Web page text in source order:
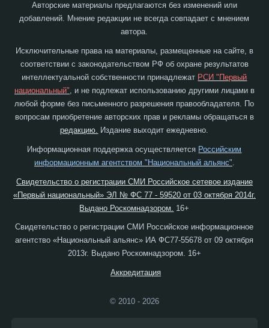
Авторские материалы предлагаются без изменений или
добавлений. Мнение редакции не всегда совпадает с мнением
автора.
Исключительные права на материалы, размещенные на сайте, в
соответствии с законодательством РФ об охране результатов
интеллектуальной собственности принадлежат РСИ "Первый
национальный", и не подлежат использованию другими лицами в
любой форме без письменного разрешения правообладателя. По
вопросам приобретение авторских прав и рекламы обращаться в
редакцию. Издание выходит ежедневно.
Информационная поддержка осуществляется Российским
информационным агентством "Национальный альянс"
Свидетельство о регистрации СМИ Российское сетевое издание
«Первый национальный» ЭЛ № ФС 77 - 59520 от 03 октября 2014г.
Выдано Роскомнадзором.
16+
Свидетельство о регистрации СМИ Российское информационное
агентство «Национальный альянс» ИА ФС77-55678 от 09 октября
2013г. Выдано Роскомнадзором. 16+
Аккредитация
© 2010 - 2026